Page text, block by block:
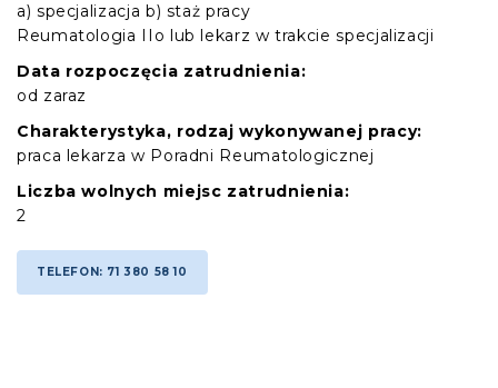
a) specjalizacja b) staż pracy
Reumatologia IIo lub lekarz w trakcie specjalizacji
Data rozpoczęcia zatrudnienia:
od zaraz
Charakterystyka, rodzaj wykonywanej pracy:
praca lekarza w Poradni Reumatologicznej
Liczba wolnych miejsc zatrudnienia:
2
TELEFON: 71 380 58 10